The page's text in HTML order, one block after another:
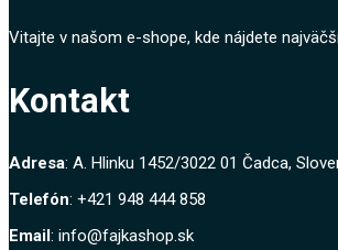
Vitajte v našom e-shope, kde nájdete
Kontakt
Adresa: A. Hlinku 1452/3022 01 Čadca,
Telefón: +421 948 444 858
Email: info@fajkashop.sk